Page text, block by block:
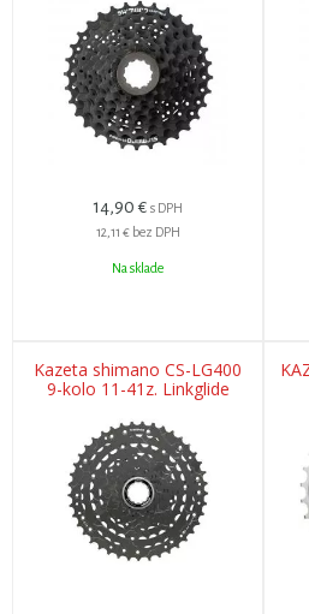
14,90 € s DPH
12,11 € bez DPH
Na sklade
Kazeta shimano CS-LG400
9-kolo 11-41z. Linkglide